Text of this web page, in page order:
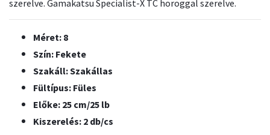
szerelve. Gamakatsu Specialist-X TC horoggal szerelve.
Méret: 8
Szín: Fekete
Szakáll: Szakállas
Fültípus: Füles
Előke: 25 cm/25 lb
Kiszerelés: 2 db/cs